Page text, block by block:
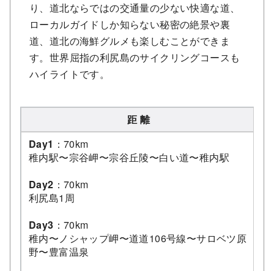
り、道北ならではの交通量の少ない快適な道、
ローカルガイドしか知らない秘密の絶景や裏
道、道北の海鮮グルメも楽しむことができま
す。世界屈指の利尻島のサイクリングコースも
ハイライトです。
距 離
Day1 ：70km
稚内駅〜宗谷岬〜宗谷丘陵〜白い道〜稚内駅
Day2 ：70km
利尻島1周
Day3 ：70km
稚内〜ノシャップ岬〜道道106号線〜サロベツ原
野〜豊富温泉